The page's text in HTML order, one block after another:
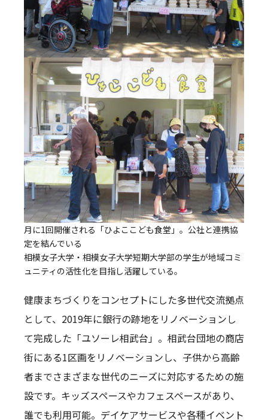
月に1回開催される「ひよここども食堂」。公社と連携協
定を結んでいる
相模女子大学・相模女子大学短期大学部の学生が地域コミ
ュニティの活性化を目指し活躍している。
健康まちづくりをコンセプトにした多世代交流拠点
として、2019年に銀行の跡地をリノベーションし
て完成した「ユソーレ相武台」。相武台団地の商店
街にある1区画をリノベーションし、子供から高齢
者までさまざまな世代のニーズに対応するための施
設です。キッズスペースやカフェスペースがあり、
誰でも利用可能。デイケアサービスや各種イベント